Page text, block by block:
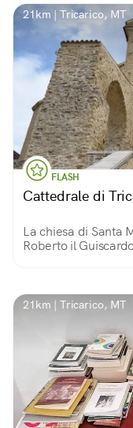
21km | Tricarico, MT
FLASH
Cattedrale di
La chiesa di Santa
Roberto il
21km | Tricarico, MT